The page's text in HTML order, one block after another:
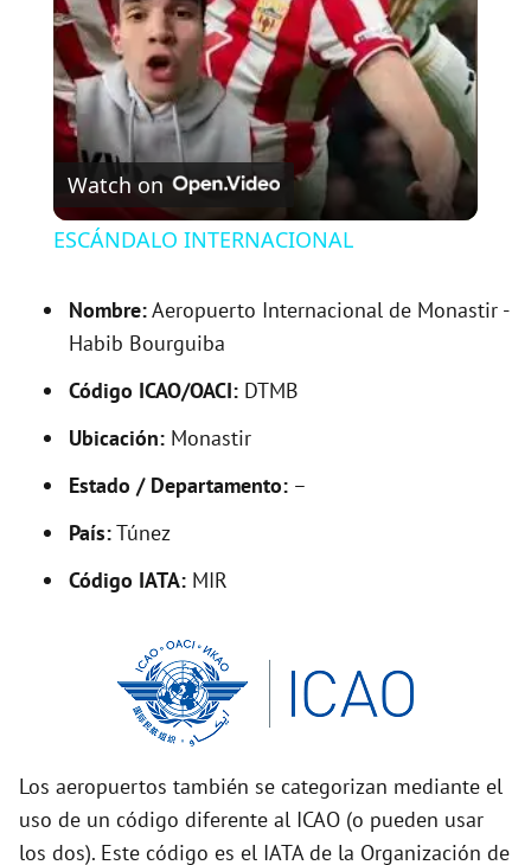
a
y
V
i
d
e
Watch on
ESCÁNDALO INTERNACIONAL
Nombre:Aeropuerto Internacional de Monastir -
Habib Bourguiba
Código ICAO/OACI: DTMB
Ubicación: Monastir
Estado / Departamento: –
País:Túnez
Código IATA: MIR
Los aeropuertos también se categorizan mediante el
uso de un código diferente al ICAO (o pueden usar
los dos). Este código es el IATA de la Organización de